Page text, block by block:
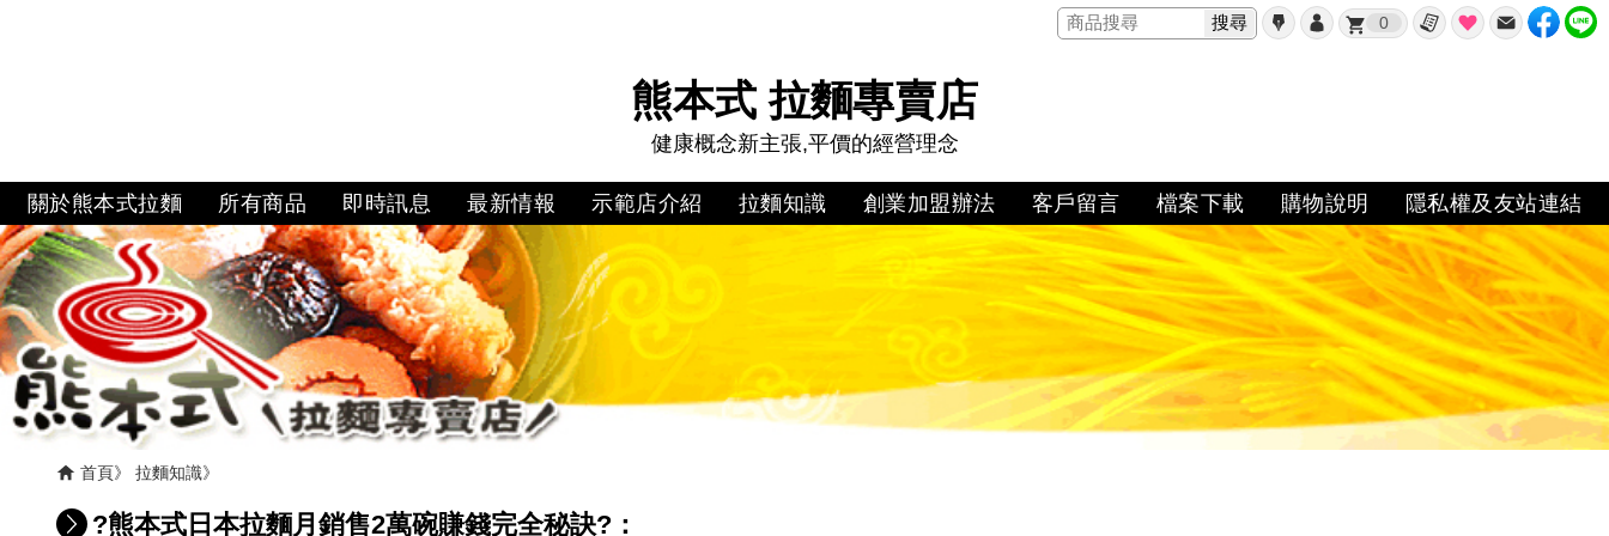
搜尋 0
熊本式 拉麵專賣店
健康概念新主張,平價的經營理念
關於熊本式拉麵 所有商品 即時訊息 最新情報 示範店介紹 拉麵知識 創業加盟辦法 客戶留言 檔案下載 購物說明 隱私權及友站連結
首頁 拉麵知識
?熊本式日本拉麵月銷售2萬碗賺錢完全秘訣?：